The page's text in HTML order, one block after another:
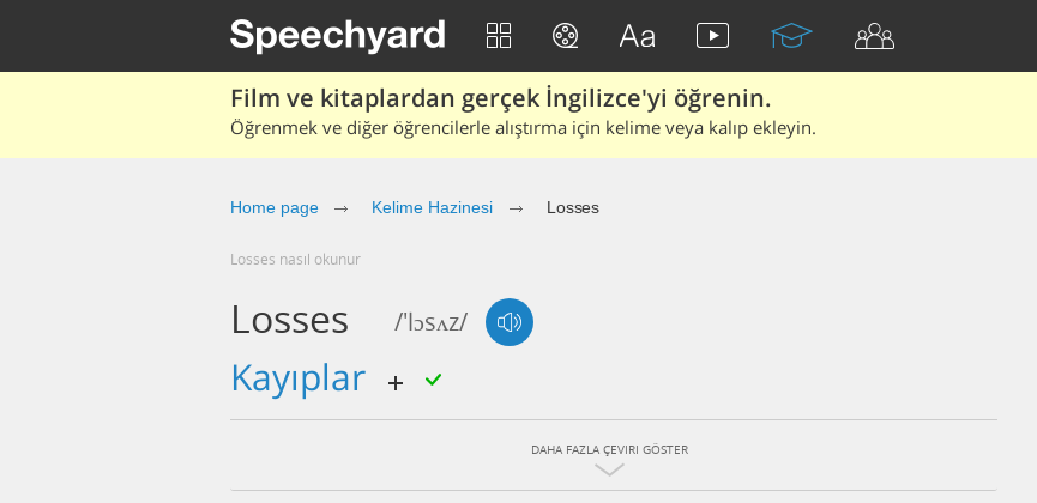
Film ve kitaplardan gerçek İngilizce'yi öğrenin.
Öğrenmek ve diğer öğrencilerle alıştırma için kelime veya kalıp ekleyin.
Home page Kelime Hazinesi Losses
losses nasıl okunur
Losses /'lɔsʌz/
kayıplar
DAHA FAZLA ÇEVIRI GÖSTER